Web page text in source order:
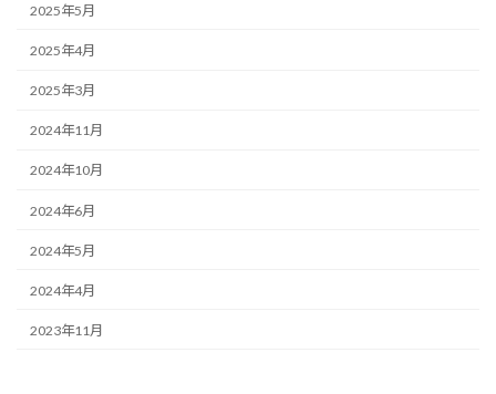
2025年5月
2025年4月
2025年3月
2024年11月
2024年10月
2024年6月
2024年5月
2024年4月
2023年11月